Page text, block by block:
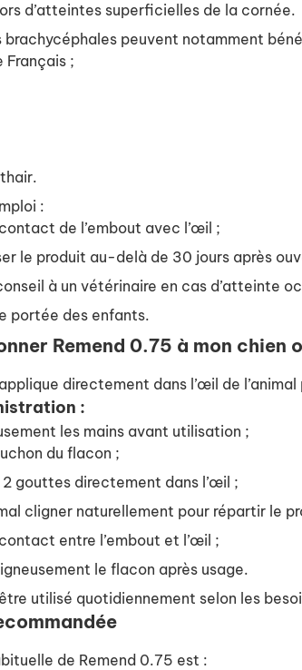
d’atteintes superficielles de la cornée.
brachycéphales peuvent notamment
Français ;
:
de l’embout avec l’œil ;
le produit au-delà de 30 jours après
à un vétérinaire en cas d’atteinte
portée des enfants.
Remend 0.75 à mon chien
directement dans l’œil de
:
les mains avant utilisation ;
du flacon ;
2 gouttes directement dans l’œil ;
cligner naturellement pour répartir le
entre l’embout et l’œil ;
le flacon après usage.
utilisé quotidiennement selon les
de Remend 0.75 est :